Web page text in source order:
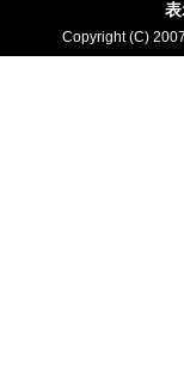
表
Copyright (C)